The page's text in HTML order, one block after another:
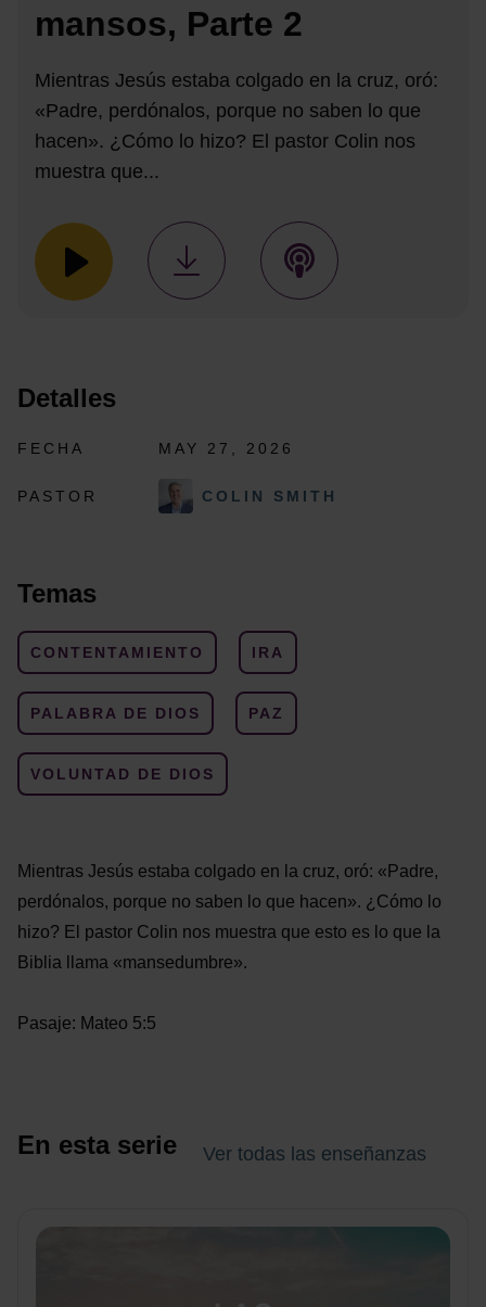
mansos, Parte 2
Mientras Jesús estaba colgado en la cruz, oró:
«Padre, perdónalos, porque no saben lo que
hacen». ¿Cómo lo hizo? El pastor Colin nos
muestra que...
Detalles
FECHA MAY 27, 2026
PASTOR COLIN SMITH
Temas
CONTENTAMIENTO IRA
PALABRA DE DIOS PAZ
VOLUNTAD DE DIOS
Mientras Jesús estaba colgado en la cruz, oró: «Padre,
perdónalos, porque no saben lo que hacen». ¿Cómo lo
hizo? El pastor Colin nos muestra que esto es lo que la
Biblia llama «mansedumbre».
Pasaje: Mateo 5:5
En esta serie Ver todas las enseñanzas